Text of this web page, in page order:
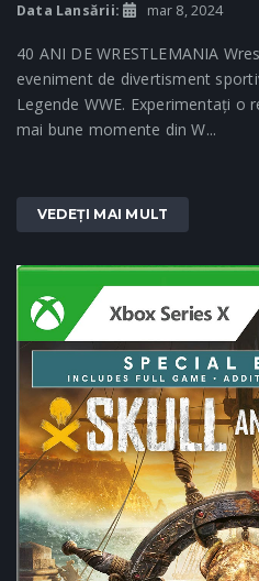
Data Lansării: mar 8, 2024
40 ANI DE WRESTLEMANIA
eveniment de divertisment
Legende WWE. Experimentați o
mai bune momente din W...
VEDEȚI MAI MULT